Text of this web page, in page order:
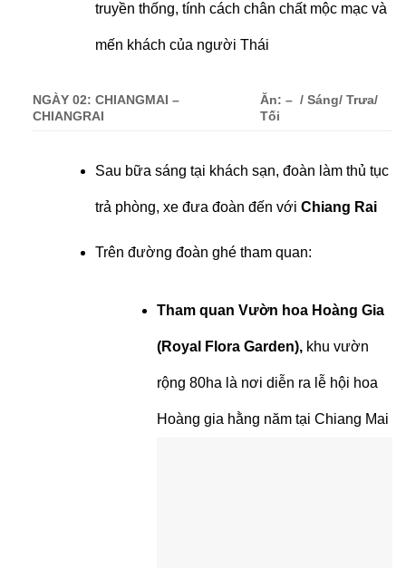
truyền thống, tính cách chân chất mộc mạc và
mến khách của người Thái
NGÀY 02: CHIANGMAI –
CHIANGRAI
Ăn: – / Sáng/ Trưa/
Tối
Sau bữa sáng tại khách sạn, đoàn làm thủ tục
trả phòng, xe đưa đoàn đến với Chiang Rai
Trên đường đoàn ghé tham quan:
Tham quan Vườn hoa Hoàng Gia
(Royal Flora Garden), khu vườn
rộng 80ha là nơi diễn ra lễ hội hoa
Hoàng gia hằng năm tại Chiang Mai